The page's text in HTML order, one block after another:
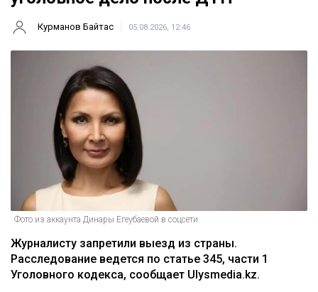
Курманов Байтас 05.08.2026, 12:46
Фото из аккаунта Динары Егеубаевой в соцсети
Журналисту запретили выезд из страны.
Расследование ведется по статье 345, части 1
Уголовного кодекса, сообщает Ulysmedia.kz.